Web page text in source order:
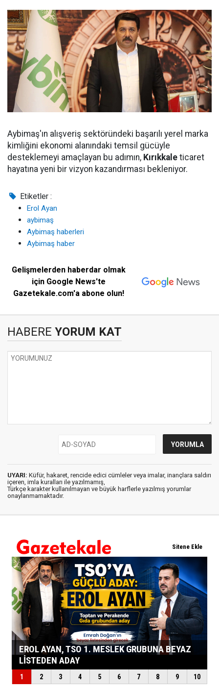
Aybimaş'ın alışveriş sektöründeki başarılı yerel marka
kimliğini ekonomi alanındaki temsil gücüyle
desteklemeyi amaçlayan bu adımın, Kırıkkale ticaret
hayatına yeni bir vizyon kazandırması bekleniyor.
Etiketler :
Erol Ayan
aybimaş
Aybimaş haberleri
Aybimaş haber
Gelişmelerden haberdar olmak
için Google News'te
Gazetekale.com'a abone olun!
HABERE YORUM KAT
UYARI: Küfür, hakaret, rencide edici cümleler veya imalar, inançlara saldırı
içeren, imla kuralları ile yazılmamış,
Türkçe karakter kullanılmayan ve büyük harflerle yazılmış yorumlar
onaylanmamaktadır.